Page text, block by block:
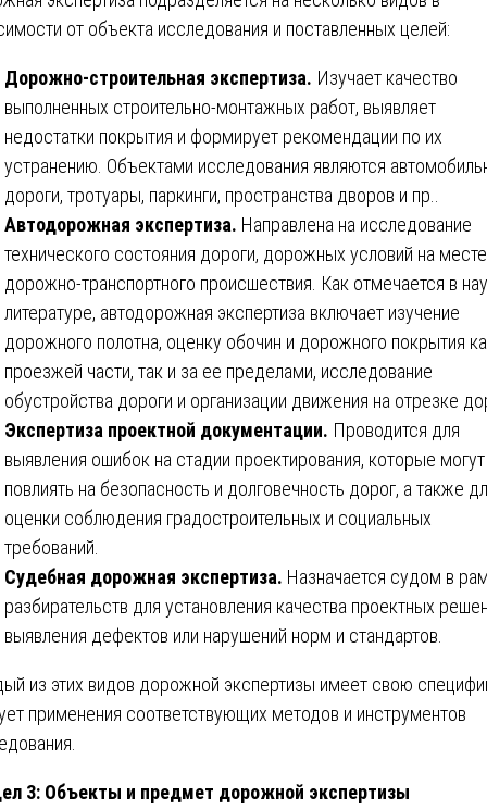
от объекта исследования и поставленных целей:
Дорожно-строительная экспертиза. Изучает качество
выполненных строительно-монтажных работ, выявляет
недостатки покрытия и формирует рекомендации по их
устранению. Объектами исследования являются
дороги, тротуары, паркинги, пространства дворов и пр..
Автодорожная экспертиза. Направлена на исследование
технического состояния дороги, дорожных условий на месте
дорожно-транспортного происшествия. Как отмечается в
литературе, автодорожная экспертиза включает изучение
дорожного полотна, оценку обочин и дорожного покрытия
проезжей части, так и за ее пределами, исследование
обустройства дороги и организации движения на отрезке
Экспертиза проектной документации. Проводится для
выявления ошибок на стадии проектирования, которые могут
повлиять на безопасность и долговечность дорог, а также
оценки соблюдения градостроительных и социальных
требований.
Судебная дорожная экспертиза. Назначается судом в
разбирательств для установления качества проектных
выявления дефектов или нарушений норм и стандартов.
из этих видов дорожной экспертизы имеет свою
применения соответствующих методов и инструментов
3: Объекты и предмет дорожной экспертизы